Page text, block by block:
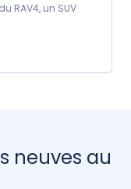
RAV4, un SUV
neuves au